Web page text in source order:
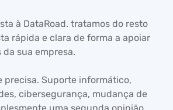
à DataRoad. tratamos do resto
rápida e clara de forma a apoiar
sua empresa.
precisa. Suporte informático,
cibersegurança, mudança de